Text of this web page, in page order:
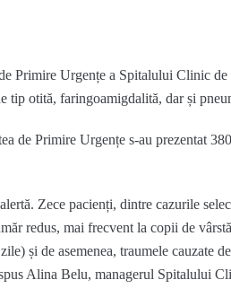
Primire Urgențe a Spitalului Clinic
tip otită, faringoamigdalită, dar și
de Primire Urgențe s-au prezentat
Zece pacienți, dintre cazurile
redus, mai frecvent la copii de
și de asemenea, traumele cauzate
Alina Belu, managerul Spitalului